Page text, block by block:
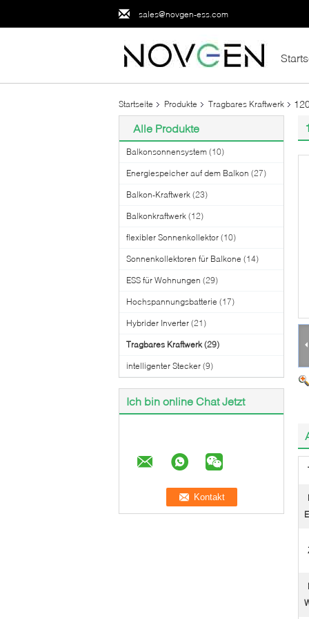
sales@novgen-ess.com
Startseite Produkte Tragbares Kraftwerk
Alle Produkte
Balkonsonnensystem (10)
Energiespeicher auf dem Balkon (27)
Balkon-Kraftwerk (23)
Balkonkraftwerk (12)
flexibler Sonnenkollektor (10)
Sonnenkollektoren für Balkone (14)
ESS für Wohnungen (29)
Hochspannungsbatterie (17)
Hybrider Inverter (21)
Tragbares Kraftwerk (29)
intelligenter Stecker (9)
Ich bin online Chat Jetzt